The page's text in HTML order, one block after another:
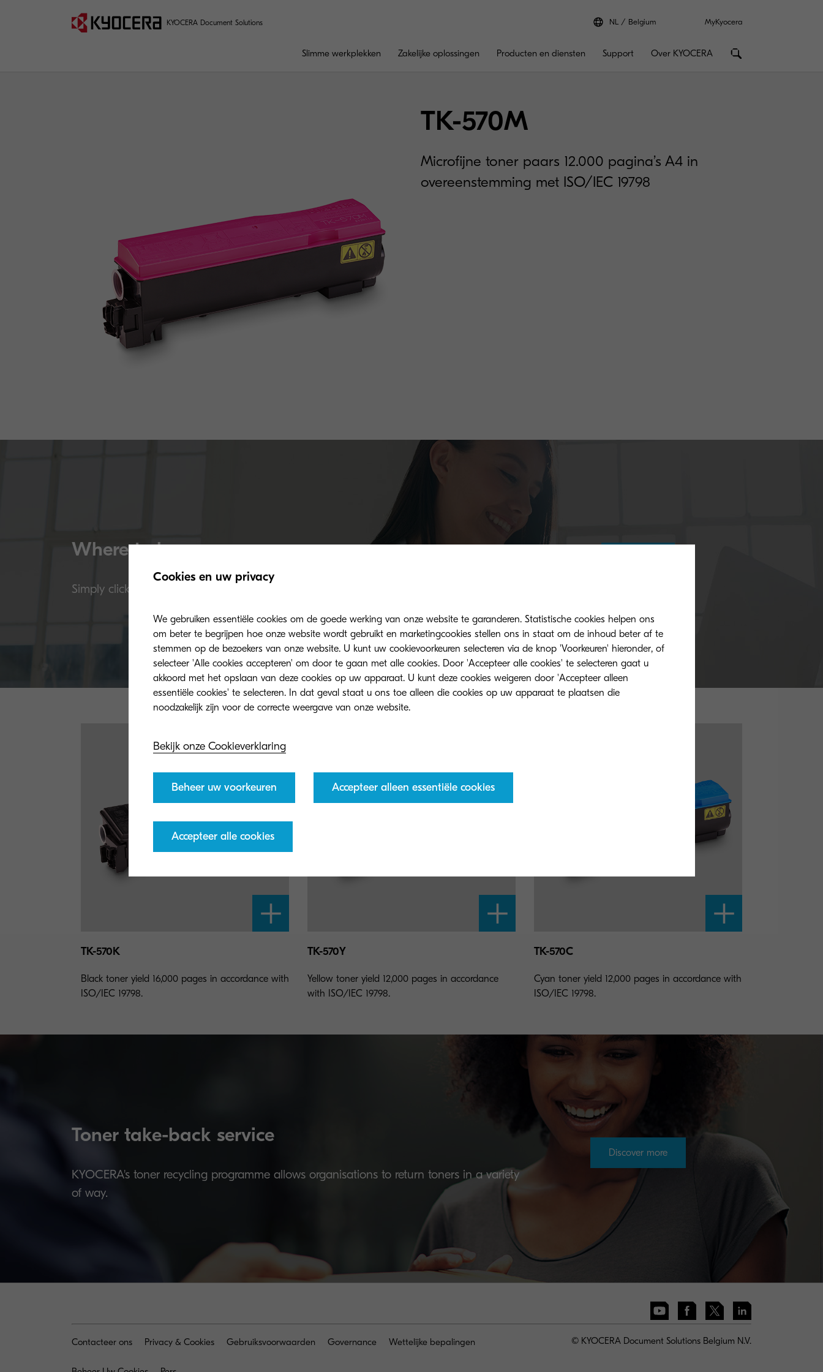
KYOCERA Document Solutions NL Belgium MyKyocera
Slimme werkplekken Zakelijke oplossingen Producten en diensten Support Over KYOCERA
TK-570M
Microfijne toner paars 12.000 pagina’s A4 in
overeenstemming met ISO/IEC 19798
Where to buy
Simply click below to begin the purchasing process and take efficiency to the next level.
Related products
TK-570K
Black toner yield 16,000 pages in accordance with
ISO/IEC 19798.
TK-570Y
Yellow toner yield 12,000 pages in accordance
with ISO/IEC 19798.
TK-570C
Cyan toner yield 12,000 pages in accordance with
ISO/IEC 19798.
Toner take-back service
KYOCERA's toner recycling programme allows organisations to return toners in a variety
of way.
Discover more
Contacteer ons Privacy & Cookies Gebruiksvoorwaarden Governance Wettelijke bepalingen © KYOCERA Document Solutions Belgium N.V.
Cookies en uw privacy
We gebruiken essentiële cookies om de goede werking van onze website te garanderen. Statistische cookies helpen ons
om beter te begrijpen hoe onze website wordt gebruikt en marketingcookies stellen ons in staat om de inhoud beter af te
stemmen op de bezoekers van onze website. U kunt uw cookievoorkeuren selecteren via de knop 'Voorkeuren' hieronder, of
selecteer 'Alle cookies accepteren' om door te gaan met alle cookies. Door 'Accepteer alle cookies' te selecteren gaat u
akkoord met het opslaan van deze cookies op uw apparaat. U kunt deze cookies weigeren door 'Accepteer alleen
essentiële cookies' te selecteren. In dat geval staat u ons toe alleen die cookies op uw apparaat te plaatsen die
noodzakelijk zijn voor de correcte weergave van onze website.
Bekijk onze Cookieverklaring
Beheer uw voorkeuren Accepteer alleen essentiële cookies
Accepteer alle cookies